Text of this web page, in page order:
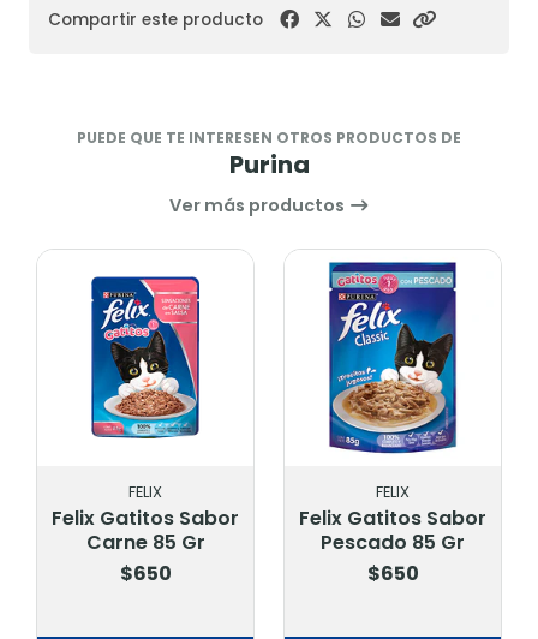
Compartir este producto
PUEDE QUE TE INTERESEN OTROS PRODUCTOS DE
Purina
Ver más productos
FELIX
Felix Gatitos Sabor
Carne 85 Gr
$650
FELIX
Felix Gatitos Sabor
Pescado 85 Gr
$650